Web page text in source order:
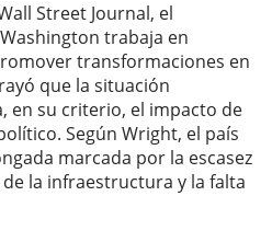
Street Journal, el
trabaja en
transformaciones en
que la situación
en su criterio, el impacto de
Según Wright, el país
marcada por la escasez
la infraestructura y la falta